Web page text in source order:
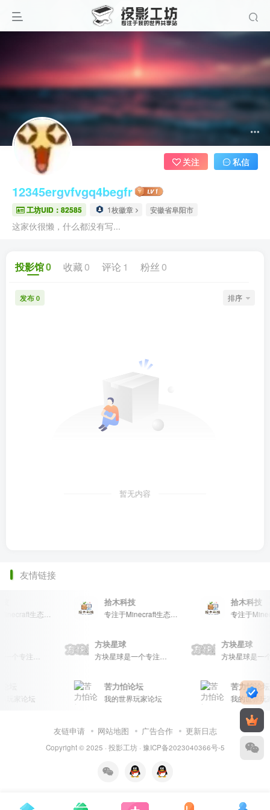
12345ergvfvgq4begfr
工坊UID：82585 1枚徽章 安徽省阜阳市
这家伙很懒，什么都没有写...
关注 私信
投影馆0 收藏 0 评论 1 粉丝 0
发布 0 排序
暂无内容
友情链接
专注于Minecraft生态建设
拾木科技
专注于Minecraft生态建设
拾木科技
方块星球是一个专注于我的世界的中文论坛，提供丰富的资源分享、玩家交流和创意展示，包括地图、皮肤、数据包等内容，打造Minecraft玩家的专属社区乐园！
方块星球
方块星球是一个专注于我的世界的中文论坛，提供丰富的资源分享、玩家交流和创意展示，包括地图、皮肤、数据包等内容，打造Minecraft玩家的专属社区乐园！
方块星球
玩家论坛
苦力怕论坛
我的世界玩家论坛
苦力怕论坛
我的世界玩
友链申请 网站地图 广告合作 更新日志
Copyright © 2025 · 投影工坊· 豫ICP备2023040366号-5